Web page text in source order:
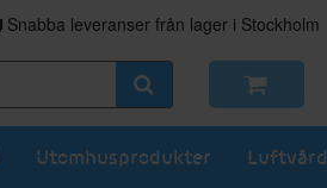
Snabba leveranser från lager i Stockholm
Utomhusprodukter Luftvård